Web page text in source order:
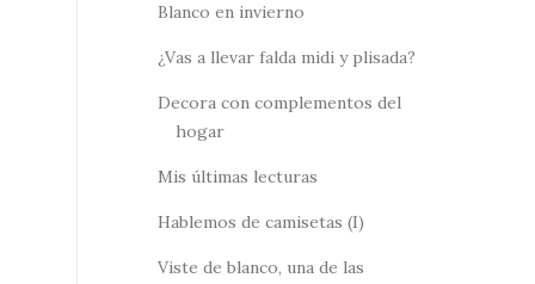
Blanco en invierno
¿Vas a llevar falda midi y plisada?
Decora con complementos del
hogar
Mis últimas lecturas
Hablemos de camisetas (I)
Viste de blanco, una de las